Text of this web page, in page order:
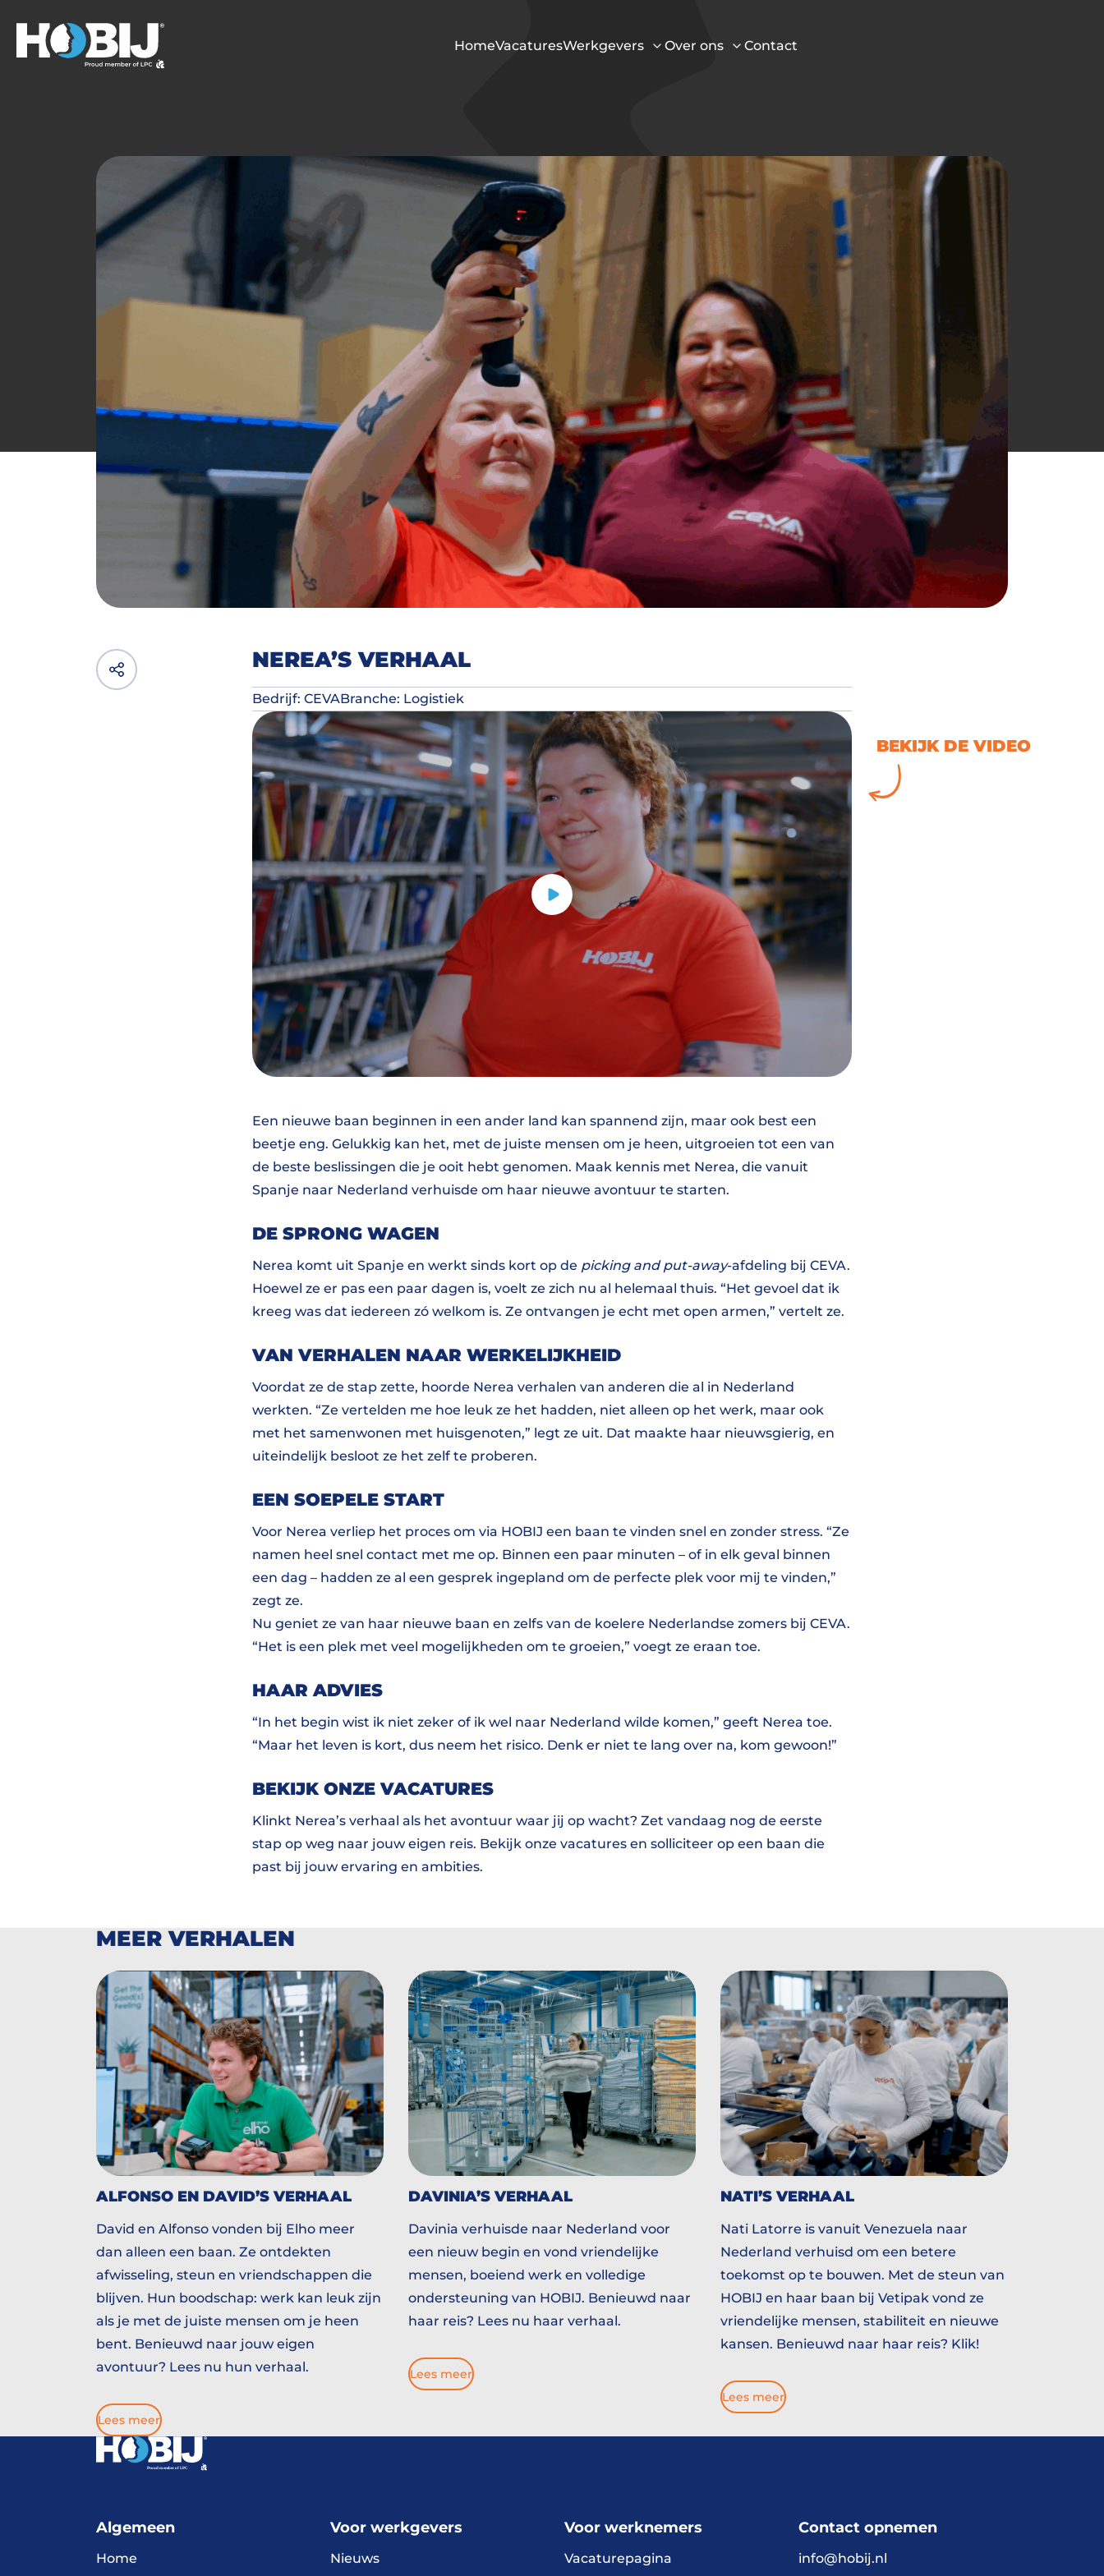
HomeVacaturesWerkgevers Over ons Contact
NEREA’S VERHAAL
Bedrijf: CEVABranche: Logistiek
BEKIJK DE VIDEO
Een nieuwe baan beginnen in een ander land kan spannend zijn, maar ook best een
beetje eng. Gelukkig kan het, met de juiste mensen om je heen, uitgroeien tot een van
de beste beslissingen die je ooit hebt genomen. Maak kennis met Nerea, die vanuit
Spanje naar Nederland verhuisde om haar nieuwe avontuur te starten.
DE SPRONG WAGEN
Nerea komt uit Spanje en werkt sinds kort op de picking and put-away-afdeling bij CEVA.
Hoewel ze er pas een paar dagen is, voelt ze zich nu al helemaal thuis. “Het gevoel dat ik
kreeg was dat iedereen zó welkom is. Ze ontvangen je echt met open armen,” vertelt ze.
VAN VERHALEN NAAR WERKELIJKHEID
Voordat ze de stap zette, hoorde Nerea verhalen van anderen die al in Nederland
werkten. “Ze vertelden me hoe leuk ze het hadden, niet alleen op het werk, maar ook
met het samenwonen met huisgenoten,” legt ze uit. Dat maakte haar nieuwsgierig, en
uiteindelijk besloot ze het zelf te proberen.
EEN SOEPELE START
Voor Nerea verliep het proces om via HOBIJ een baan te vinden snel en zonder stress. “Ze
namen heel snel contact met me op. Binnen een paar minuten – of in elk geval binnen
een dag – hadden ze al een gesprek ingepland om de perfecte plek voor mij te vinden,”
zegt ze.
Nu geniet ze van haar nieuwe baan en zelfs van de koelere Nederlandse zomers bij CEVA.
“Het is een plek met veel mogelijkheden om te groeien,” voegt ze eraan toe.
HAAR ADVIES
“In het begin wist ik niet zeker of ik wel naar Nederland wilde komen,” geeft Nerea toe.
“Maar het leven is kort, dus neem het risico. Denk er niet te lang over na, kom gewoon!”
BEKIJK ONZE VACATURES
Klinkt Nerea’s verhaal als het avontuur waar jij op wacht? Zet vandaag nog de eerste
stap op weg naar jouw eigen reis. Bekijk onze vacatures en solliciteer op een baan die
past bij jouw ervaring en ambities.
MEER VERHALEN
ALFONSO EN DAVID’S VERHAAL
David en Alfonso vonden bij Elho meer
dan alleen een baan. Ze ontdekten
afwisseling, steun en vriendschappen die
blijven. Hun boodschap: werk kan leuk zijn
als je met de juiste mensen om je heen
bent. Benieuwd naar jouw eigen
avontuur? Lees nu hun verhaal.
Lees meer
DAVINIA’S VERHAAL
Davinia verhuisde naar Nederland voor
een nieuw begin en vond vriendelijke
mensen, boeiend werk en volledige
ondersteuning van HOBIJ. Benieuwd naar
haar reis? Lees nu haar verhaal.
Lees meer
NATI’S VERHAAL
Nati Latorre is vanuit Venezuela naar
Nederland verhuisd om een betere
toekomst op te bouwen. Met de steun van
HOBIJ en haar baan bij Vetipak vond ze
vriendelijke mensen, stabiliteit en nieuwe
kansen. Benieuwd naar haar reis? Klik!
Lees meer
Algemeen
Home
Voor werkgevers
Nieuws
Voor werknemers
Vacaturepagina
Contact opnemen
info@hobij.nl